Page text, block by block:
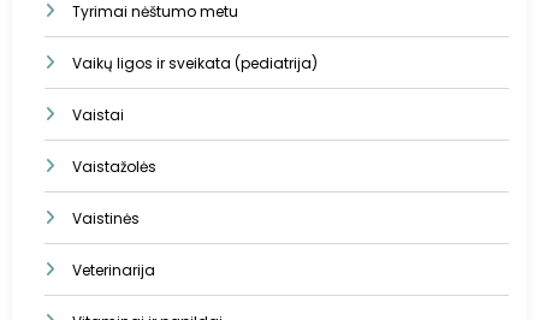
Tyrimai nėštumo metu
Vaikų ligos ir sveikata (pediatrija)
Vaistai
Vaistažolės
Vaistinės
Veterinarija